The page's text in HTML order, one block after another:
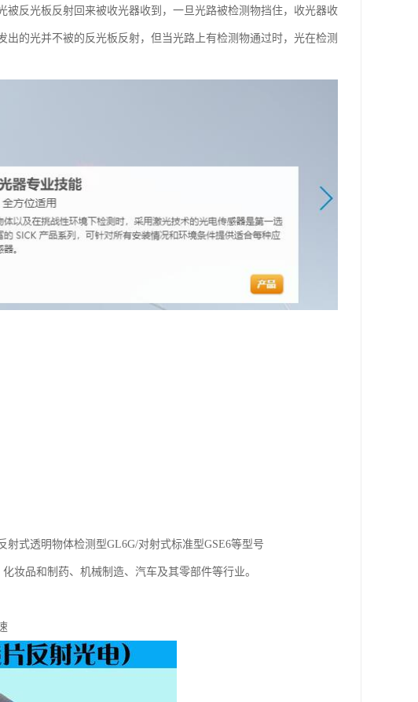
反光板反射回来被收光器收到，一旦光路被检测物挡住，收光器收
的光并不被的反光板反射，但当光路上有检测物通过时，光在检测
式透明物体检测型GL6G/对射式标准型GSE6等型号
妆品和制药、机械制造、汽车及其零部件等行业。